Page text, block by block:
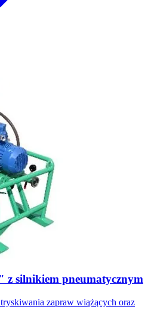
z silnikiem pneumatycznym
zapraw wiążących oraz